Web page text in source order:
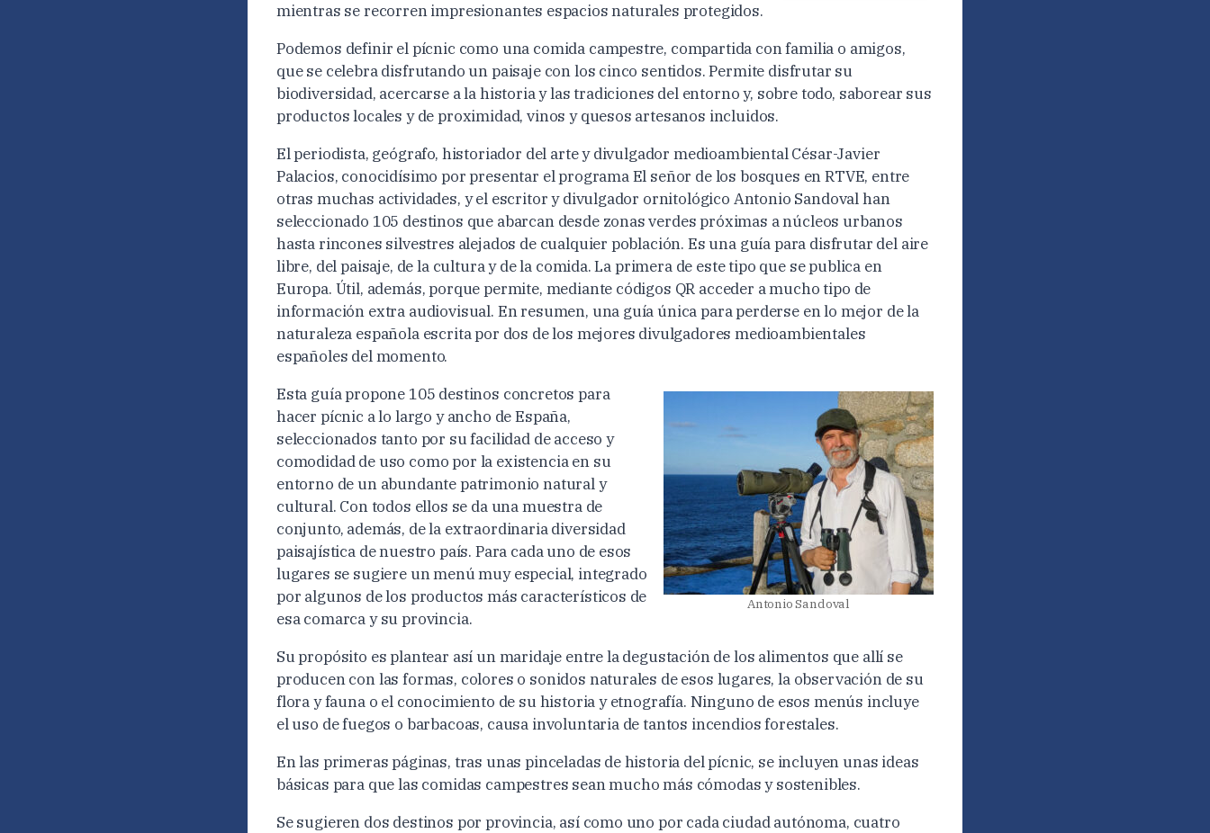
mientras se recorren impresionantes espacios naturales protegidos.
Podemos definir el pícnic como una comida campestre, compartida con familia o amigos,
que se celebra disfrutando un paisaje con los cinco sentidos. Permite disfrutar su
biodiversidad, acercarse a la historia y las tradiciones del entorno y, sobre todo, saborear sus
productos locales y de proximidad, vinos y quesos artesanos incluidos.
El periodista, geógrafo, historiador del arte y divulgador medioambiental César-Javier
Palacios, conocidísimo por presentar el programa El señor de los bosques en RTVE, entre
otras muchas actividades, y el escritor y divulgador ornitológico Antonio Sandoval han
seleccionado 105 destinos que abarcan desde zonas verdes próximas a núcleos urbanos
hasta rincones silvestres alejados de cualquier población. Es una guía para disfrutar del aire
libre, del paisaje, de la cultura y de la comida. La primera de este tipo que se publica en
Europa. Útil, además, porque permite, mediante códigos QR acceder a mucho tipo de
información extra audiovisual. En resumen, una guía única para perderse en lo mejor de la
naturaleza española escrita por dos de los mejores divulgadores medioambientales
españoles del momento.
Antonio Sandoval
Esta guía propone 105 destinos concretos para
hacer pícnic a lo largo y ancho de España,
seleccionados tanto por su facilidad de acceso y
comodidad de uso como por la existencia en su
entorno de un abundante patrimonio natural y
cultural. Con todos ellos se da una muestra de
conjunto, además, de la extraordinaria diversidad
paisajística de nuestro país. Para cada uno de esos
lugares se sugiere un menú muy especial, integrado
por algunos de los productos más característicos de
esa comarca y su provincia.
Su propósito es plantear así un maridaje entre la degustación de los alimentos que allí se
producen con las formas, colores o sonidos naturales de esos lugares, la observación de su
flora y fauna o el conocimiento de su historia y etnografía. Ninguno de esos menús incluye
el uso de fuegos o barbacoas, causa involuntaria de tantos incendios forestales.
En las primeras páginas, tras unas pinceladas de historia del pícnic, se incluyen unas ideas
básicas para que las comidas campestres sean mucho más cómodas y sostenibles.
Se sugieren dos destinos por provincia, así como uno por cada ciudad autónoma, cuatro